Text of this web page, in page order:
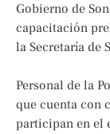
Gobierno de
capacitación
la Secretaría de
Personal de la
que cuenta con
participan en el